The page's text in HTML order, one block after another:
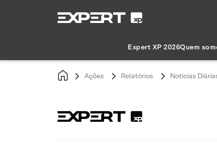
Expert XP 2026Quem
Ações Relatórios Notícias